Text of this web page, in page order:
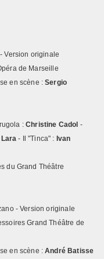
Version originale
de Marseille
en scène : Sergio
:Christine Cadol -
- Il "Tinca" : Ivan
du Grand Théâtre
- Version originale
Grand Théâtre de
en scène :André Batisse